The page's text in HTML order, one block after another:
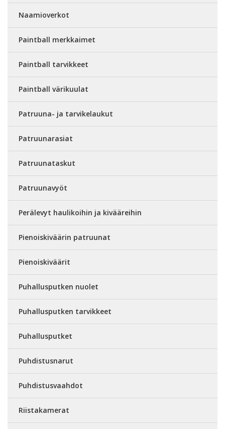
Naamioverkot
Paintball merkkaimet
Paintball tarvikkeet
Paintball värikuulat
Patruuna- ja tarvikelaukut
Patruunarasiat
Patruunataskut
Patruunavyöt
Perälevyt haulikoihin ja kivääreihin
Pienoiskiväärin patruunat
Pienoiskiväärit
Puhallusputken nuolet
Puhallusputken tarvikkeet
Puhallusputket
Puhdistusnarut
Puhdistusvaahdot
Riistakamerat